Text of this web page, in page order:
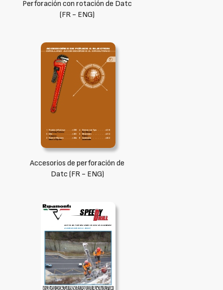
Perforación con rotación de Datc
(FR - ENG)
Accesorios de perforación de
Datc (FR - ENG)